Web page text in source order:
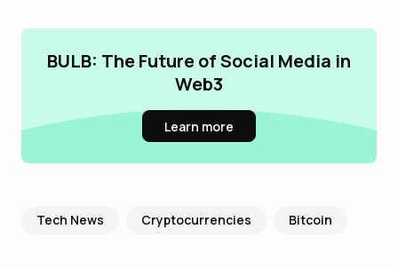
BULB: The Future of Social Media in
Web3
Learn more
Tech News Cryptocurrencies Bitcoin